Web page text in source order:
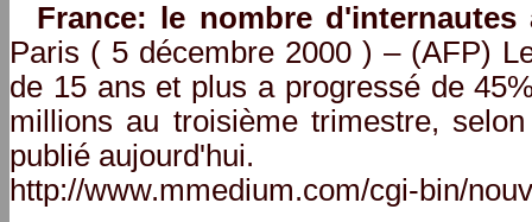
France: le nombre
Paris ( 5 décembre 2000 ) – (AFP)
de 15 ans et plus a progressé de
millions au troisième trimestre,
publié aujourd'hui.
http://www.mmedium.com/cgi-bin/